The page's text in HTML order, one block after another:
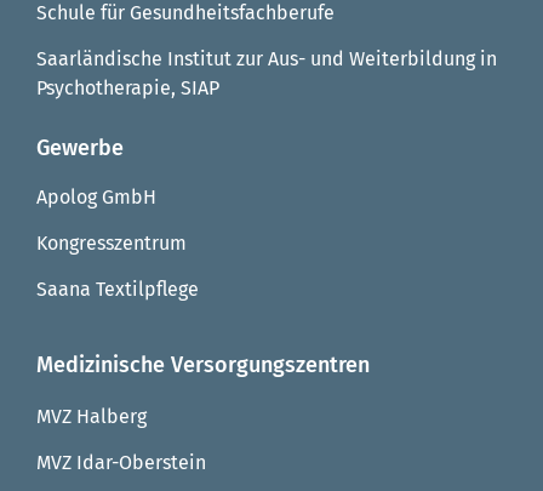
Schule für Gesundheitsfachberufe
Saarländische Institut zur Aus- und Weiterbildung in
Psychotherapie, SIAP
Gewerbe
Apolog GmbH
Kongresszentrum
Saana Textilpflege
Medizinische Versorgungszentren
MVZ Halberg
MVZ Idar-Oberstein